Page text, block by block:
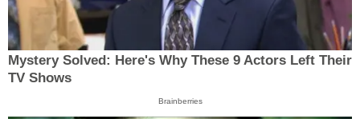
Mystery Solved: Here's Why These 9 Actors Left Their
TV Shows
Brainberries